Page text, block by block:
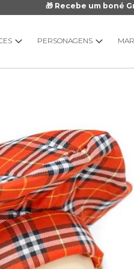
🎁 Recebe um boné
PERSONAGENS